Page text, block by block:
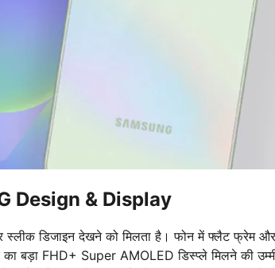
Design & Display
डिजाइन देखने को मिलता है। फोन में फ्लैट फ्रेम और
बड़ा FHD+ Super AMOLED डिस्प्ले मिलने की